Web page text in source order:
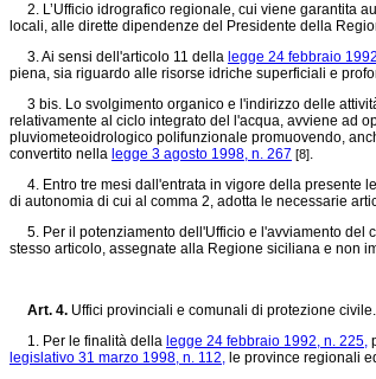
2. L’Ufficio idrografico regionale, cui viene garantita
locali, alle dirette dipendenze del Presidente della
3. Ai sensi dell'articolo 11 della legge 24 febbraio
piena, sia riguardo alle risorse idriche superficiali e
3 bis. Lo svolgimento organico e l'indirizzo delle
relativamente al ciclo integrato del l'acqua, avviene ad
pluviometeoidrologico polifunzionale promuovendo,
convertito nella legge 3 agosto 1998, n. 267 [8].
4. Entro tre mesi dall'entrata in vigore della presente
di autonomia di cui al comma 2, adotta le necessarie
5. Per il potenziamento dell'Ufficio e l'avviamento del
stesso articolo, assegnate alla Regione siciliana e non
Art. 4. Uffici provinciali e comunali di protezione civile.
1. Per le finalità della legge 24 febbraio 1992, n. 225,
legislativo 31 marzo 1998, n. 112, le province regionali